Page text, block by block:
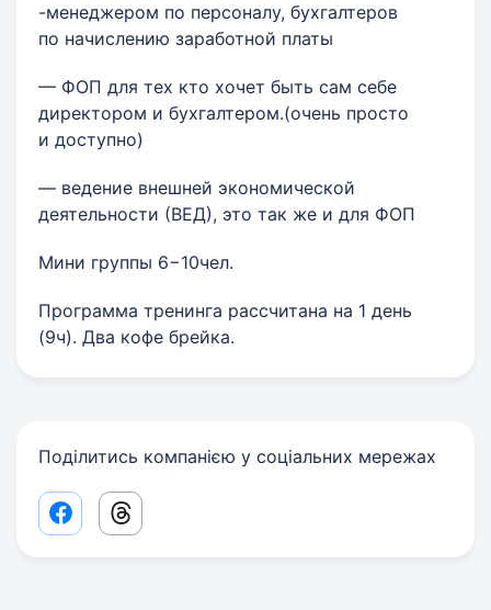
-менеджером по персоналу, бухгалтеров
по начислению заработной платы
— ФОП для тех кто хочет быть сам себе
директором и бухгалтером.(очень просто
и доступно)
— ведение внешней экономической
деятельности (ВЕД), это так же и для ФОП
Мини группы 6−10чел.
Программа тренинга рассчитана на 1 день
(9ч). Два кофе брейка.
Поділитись компанією у соціальних мережах
Facebook share link
Threads share link